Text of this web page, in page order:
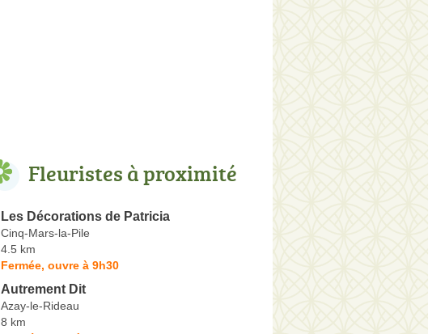
Fleuristes à proximité
Les Décorations de Patricia
Cinq-Mars-la-Pile
4.5 km
Fermée, ouvre à 9h30
Autrement Dit
Azay-le-Rideau
8 km